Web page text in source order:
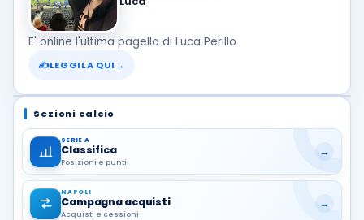
E' online l'ultima pagella di Luca Perillo
✍LEGGILA QUI →
Sezioni calcio
SERIE A
Classifica
Posizioni e punti
→
NAPOLI
Campagna acquisti
Acquisti e cessioni
→